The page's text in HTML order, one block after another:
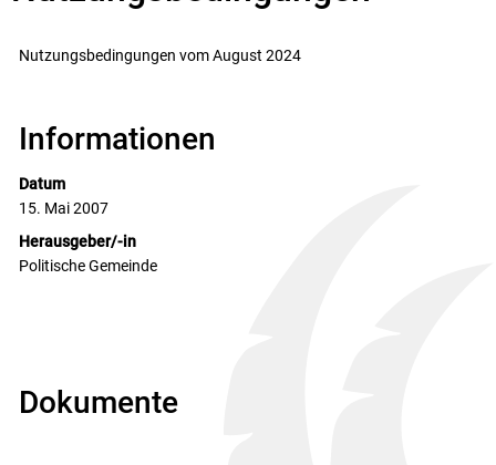
Nutzungsbedingungen vom August 2024
Informationen
Datum
15. Mai 2007
Herausgeber/-in
Politische Gemeinde
Dokumente